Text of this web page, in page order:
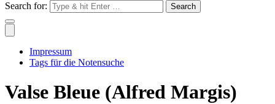
Search for:
Impressum
Tags für die Notensuche
Valse Bleue (Alfred Margis)